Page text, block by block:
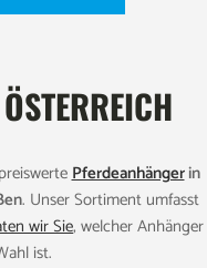
Pferdeanhängerin
. Unser Sortiment umfasst
wir Sie, welcher Anhänger
ist.